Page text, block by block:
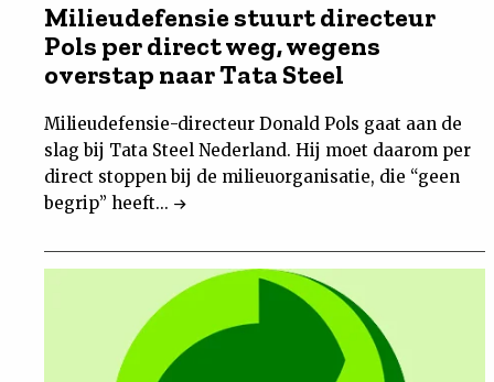
Milieudefensie stuurt directeur
Pols per direct weg, wegens
overstap naar Tata Steel
Milieudefensie-directeur Donald Pols gaat aan de
slag bij Tata Steel Nederland. Hij moet daarom per
direct stoppen bij de milieuorganisatie, die “geen
begrip” heeft...